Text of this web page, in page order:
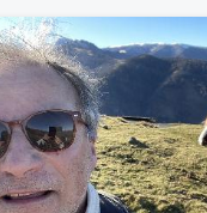
quelque prétexte
demander une aide
générosité des
notre temps. Si, en
relation honnête,
respect et la
nous pourrons